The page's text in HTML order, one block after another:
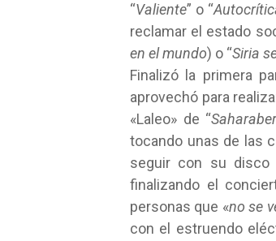
“Valiente” o “
reclamar el estado
en el mundo) o “Siria
Finalizó la primera
aprovechó para
«Laleo» de “
tocando unas de las
seguir con su disco
finalizando el
personas que «no se
con el estruendo